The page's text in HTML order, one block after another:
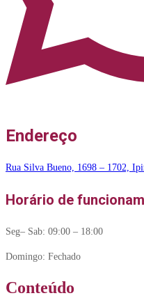
Endereço
Rua Silva Bueno, 1698 – 1702,
Horário de
Seg– Sab: 09:00 – 18:00
Domingo: Fechado
Conteúdo